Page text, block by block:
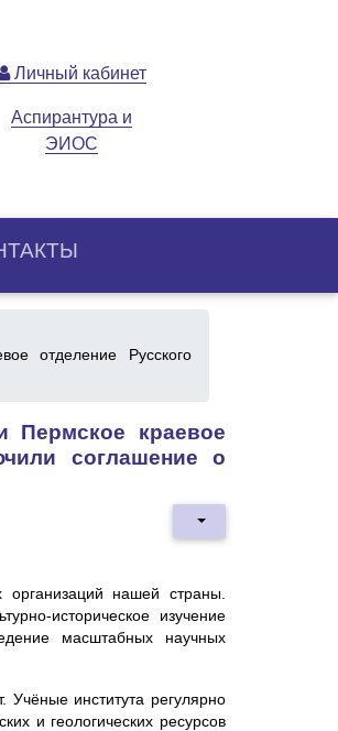
Личный кабинет
Аспирантура и
ЭИОС
отделение Русского
краевое
соглашение о
нашей страны.
историческое изучение
масштабных научных
Учёные института регулярно
и геологических ресурсов